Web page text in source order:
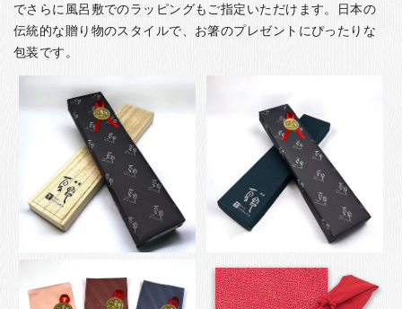
でさらに風呂敷でのラッピングもご指定いただけます。日本の
伝統的な贈り物のスタイルで、お箸のプレゼントにぴったりな
包装です。